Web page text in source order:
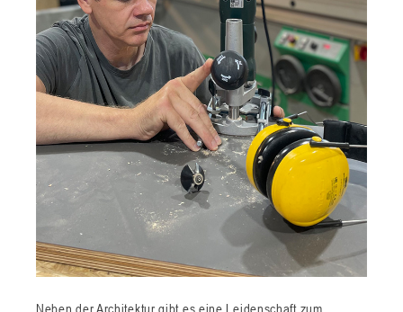
Neben der Architektur gibt es eine Leidenschaft zum